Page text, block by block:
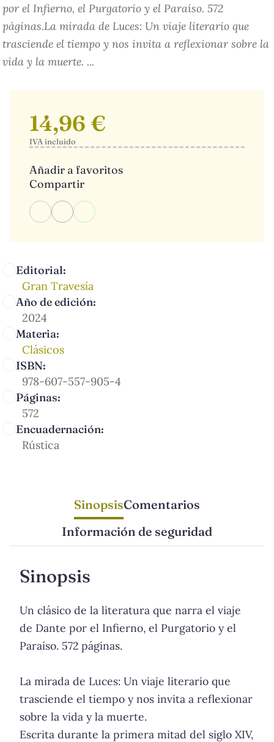
por el Infierno, el Purgatorio y el Paraíso. 572
páginas.La mirada de Luces: Un viaje literario que
trasciende el tiempo y nos invita a reflexionar sobre la
vida y la muerte. ...
Editorial:
Gran Travesía
Año de edición:
2024
Materia:
Clásicos
ISBN:
978-607-557-905-4
Páginas:
572
Encuadernación:
Rústica
14,96 €
IVA incluido
Añadir a favoritos
Compartir
SinopsisComentarios
Información de seguridad
Sinopsis
Un clásico de la literatura que narra el viaje
de Dante por el Infierno, el Purgatorio y el
Paraíso. 572 páginas.
La mirada de Luces: Un viaje literario que
trasciende el tiempo y nos invita a reflexionar
sobre la vida y la muerte.
Escrita durante la primera mitad del siglo XIV,